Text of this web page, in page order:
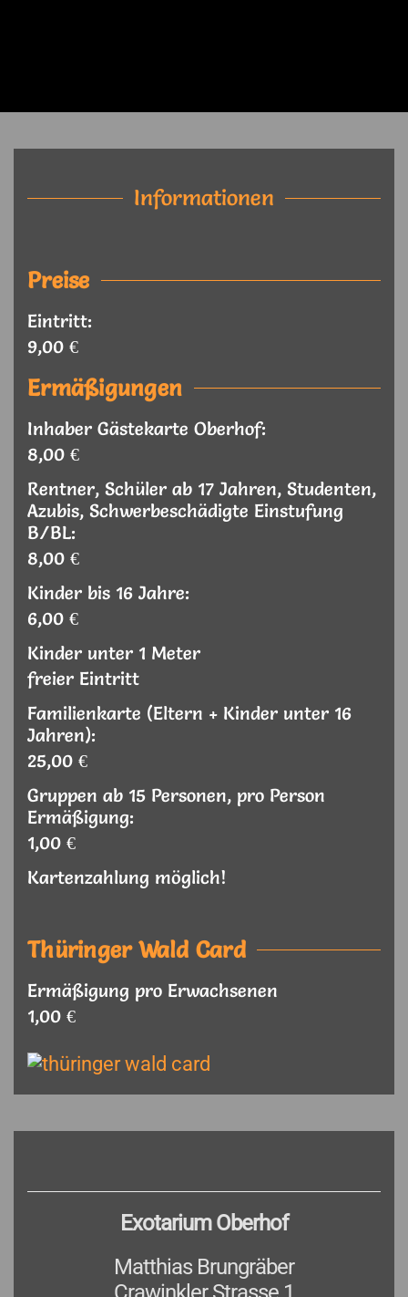
Informationen
Preise
Eintritt:
9,00 €
Ermäßigungen
Inhaber Gästekarte Oberhof:
8,00 €
Rentner, Schüler ab 17 Jahren, Studenten,
Azubis, Schwerbeschädigte Einstufung
B/BL:
8,00 €
Kinder bis 16 Jahre:
6,00 €
Kinder unter 1 Meter
freier Eintritt
Familienkarte (Eltern + Kinder unter 16
Jahren):
25,00 €
Gruppen ab 15 Personen, pro Person
Ermäßigung:
1,00 €
Kartenzahlung möglich!
Thüringer Wald Card
Ermäßigung pro Erwachsenen
1,00 €
Exotarium Oberhof
Matthias Brungräber